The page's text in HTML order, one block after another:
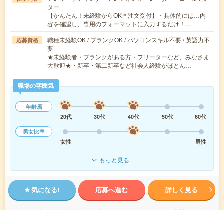
ター
【かんたん！未経験からOK＊注文受付】・具体的には…内
容を確認し、専用のフォーマットに入力するだけ！…
応募資格
職種未経験OK / ブランクOK / パソコンスキル不要 / 英語力不
要
★未経験者・ブランクがある方・フリーターなど、みなさま
大歓迎★・新卒・第二新卒など社会人経験がほとん…
職場の雰囲気
年齢層
20代
30代 40代 50代
60代
男女比率
女性
男性
もっと見る
気になる! 応募へ進む 詳しく見る